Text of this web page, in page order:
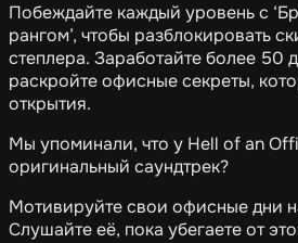
Побеждайте каждый уровень с
рангом’, чтобы разблокировать
степлера. Заработайте более 50
раскройте офисные секреты,
открытия.
Мы упоминали, что у Hell of an
оригинальный саундтрек?
Мотивируйте свои офисные дни
Слушайте её, пока убегаете от